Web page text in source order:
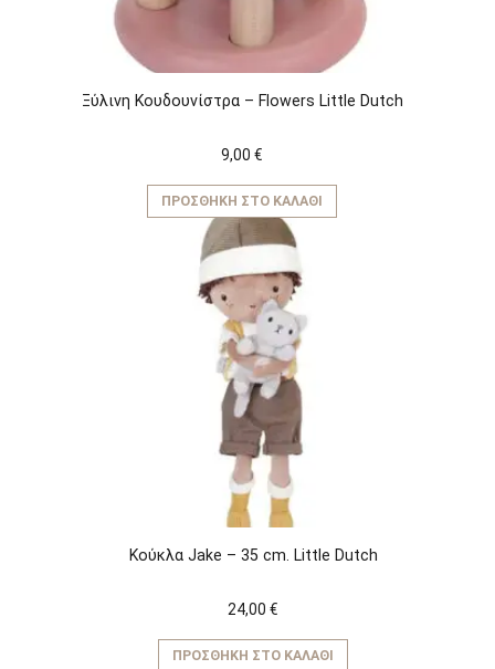
Ξύλινη Kουδουνίστρα – Flowers Little Dutch
9,00 €
ΠΡΟΣΘΉΚΗ ΣΤΟ ΚΑΛΆΘΙ
Κούκλα Jake – 35 cm. Little Dutch
24,00 €
ΠΡΟΣΘΉΚΗ ΣΤΟ ΚΑΛΆΘΙ